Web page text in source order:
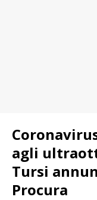
agli
Tursi
Procura